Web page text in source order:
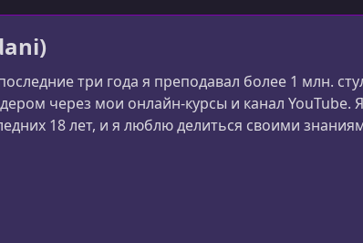
УРОК 17.
4- Tailwind CSS
три года я преподавал более 1 млн.
через мои онлайн-курсы и канал YouTube.
18 лет, и я люблю делиться своими